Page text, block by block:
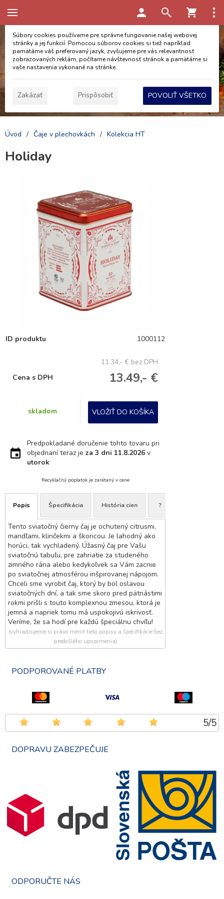
PODPOROVANÉ PLATBY
5/5
DOPRAVU ZABEZPEČUJE
ODPORUČTE NÁS
Úvod / Čaje v plechovkách / Kolekcia HT
Holiday
ID produktu 1000112
11.34,- € bez DPH
13.49,- €
Cena s DPH
skladom VLOŽIŤ DO KOŠÍKA
Predpokladané doručenie tohto tovaru pri
objednaní teraz je za 3 dni 11.8.2026 v
utorok
Recyklačný poplatok je zarátaný v cene
Popis Špecifikácia História cien ?
Tento sviatočný čierny čaj je ochutený citrusmi,
mandľami, klinčekmi a škoricou. Je lahodný ako
horúci, tak vychladený. Úžasný čaj pre Vašu
sviatočnú tabuľu, pre zahriatie za studeného
zimného rána alebo kedykoľvek sa Vám zacnie
po sviatočnej atmosférou inšpirovanej nápojom.
Chceli sme vyrobiť čaj, ktorý by bol oslavou
sviatočných dní, a tak sme skoro pred pätnástimi
rokmi prišli s touto komplexnou zmesou, ktorá je
jemná a napriek tomu má uspokojivú iskrivosť.
Veríme, že sa hodí pre každú špeciálnu chvíľu!
(vyhradzujeme si právo meniť tieto popisy a špecifikácie bez
predošlého upozornenia)
Táto stránka používa cookies
Súbory cookies používame pre správne fungovanie našej webovej
stránky a jej funkcií. Pomocou súborov cookies si tiež napríklad
pamätáme váš preferovaný jazyk, zvyšujeme pre vás relevantnosť
zobrazovaných reklám, počítame návštevnosť stránok a pamätáme si
vaše nastavenia vykonané na stránke.
Zakázať Prispôsobiť POVOLIŤ VŠETKO